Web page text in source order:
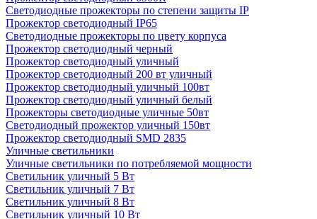
Светодиодные прожекторы по степени защиты IP
Прожектор светодиодный IP65
Светодиодные прожекторы по цвету корпуса
Прожектор светодиодный черный
Прожектор светодиодный уличный
Прожектор светодиодный 200 вт уличный
Прожектор светодиодный уличный 100вт
Прожектор светодиодный уличный белый
Прожекторы светодиодные уличные 50вт
Светодиодный прожектор уличный 150вт
Прожектор светодиодный SMD 2835
Уличные светильники
Уличные светильники по потребляемой мощности
Светильник уличный 5 Вт
Светильник уличный 7 Вт
Светильник уличный 8 Вт
Светильник уличный 10 Вт